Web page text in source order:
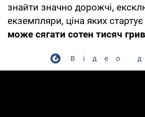
знайти значно дорожчі,
екземпляри, ціна яких стартує
може сягати сотен тисяч
Відео